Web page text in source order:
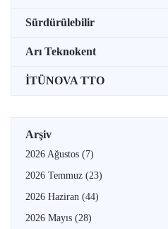
Sürdürülebilir
Arı Teknokent
İTÜNOVA TTO
Arşiv
2026 Ağustos (7)
2026 Temmuz (23)
2026 Haziran (44)
2026 Mayıs (28)